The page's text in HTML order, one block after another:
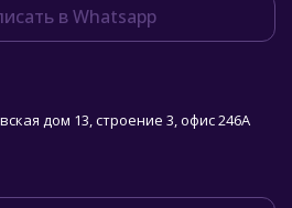
в Whatsapp
дом 13, строение 3, офис 246А